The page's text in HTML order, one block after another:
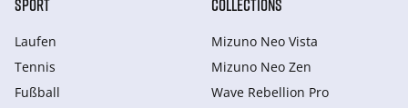
SPORT
Laufen
Tennis
Fußball
COLLECTIONS
Mizuno Neo Vista
Mizuno Neo Zen
Wave Rebellion Pro